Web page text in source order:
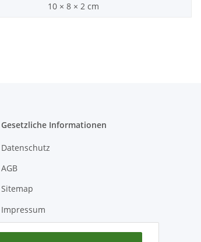
10 × 8 × 2 cm
Gesetzliche Informationen
Datenschutz
AGB
Sitemap
Impressum
Batteriegesetzhinweise